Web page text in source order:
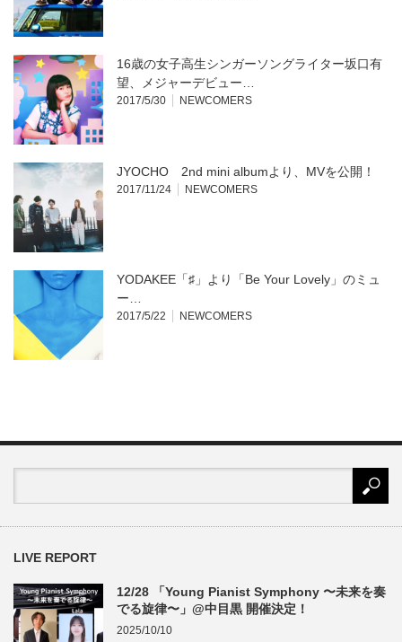
16歳の女子高生シンガーソングライター坂口有
望、メジャーデビュー…
2017/5/30 NEWCOMERS
JYOCHO 2nd mini albumより、MVを公開！
2017/11/24 NEWCOMERS
YODAKEE「♯」より「Be Your Lovely」のミュ
ー…
2017/5/22 NEWCOMERS
LIVE REPORT
12/28 「Young Pianist Symphony 〜未来を奏
でる旋律〜」@中目黒 開催決定！
2025/10/10